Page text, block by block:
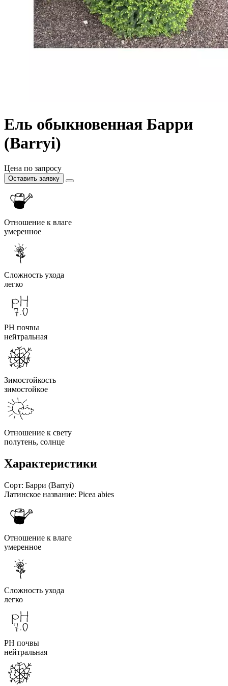
Ель обыкновенная Барри
(Barryi)
Цена по запросу
Оставить заявку
Отношение к влаге
умеренное
Сложность ухода
легко
PH почвы
нейтральная
Зимостойкость
зимостойкое
Отношение к свету
полутень, солнце
Характеристики
Сорт: Барри (Barryi)
Латинское название: Picea abies
Отношение к влаге
умеренное
Сложность ухода
легко
PH почвы
нейтральная